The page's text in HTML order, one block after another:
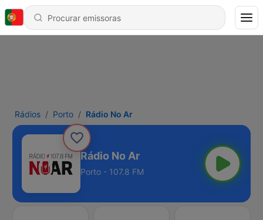
Rádios Porto Rádio No Ar
Rádio No Ar
Porto - 107.8 FM